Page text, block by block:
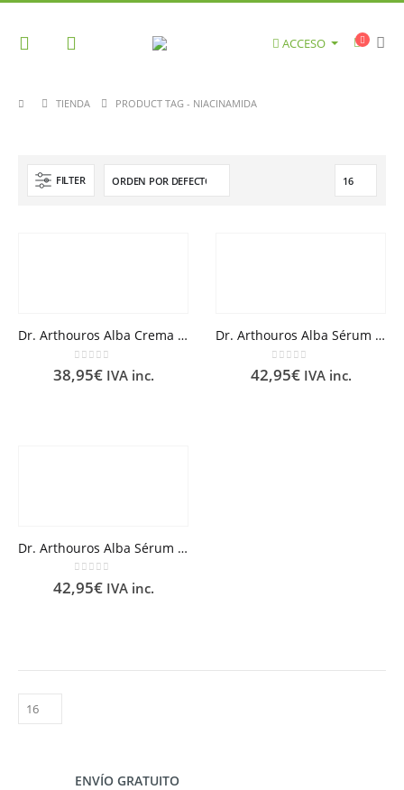
ACCESO
TIENDA PRODUCT TAG - NIACINAMIDA
FILTER
Dr. Arthouros Alba Crema Hidratación y Regeneración Barrera 50ml
0out of 5
38,95€ IVA inc.
Dr. Arthouros Alba Sérum Acné y Envejecimiento Global 30ml
0out of 5
42,95€ IVA inc.
Dr. Arthouros Alba Sérum Despigmentante Amplio Espectro 30ml
0out of 5
42,95€ IVA inc.
ENVÍO GRATUITO